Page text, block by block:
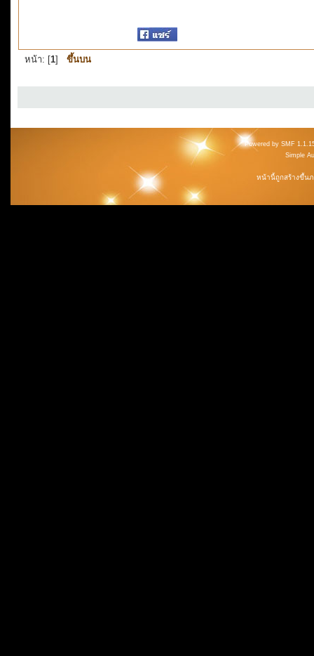
หน้า: [1] ขึ้นบน
Powered by SMF
Simple
หน้านี้ถูกสร้างขึ้นภ